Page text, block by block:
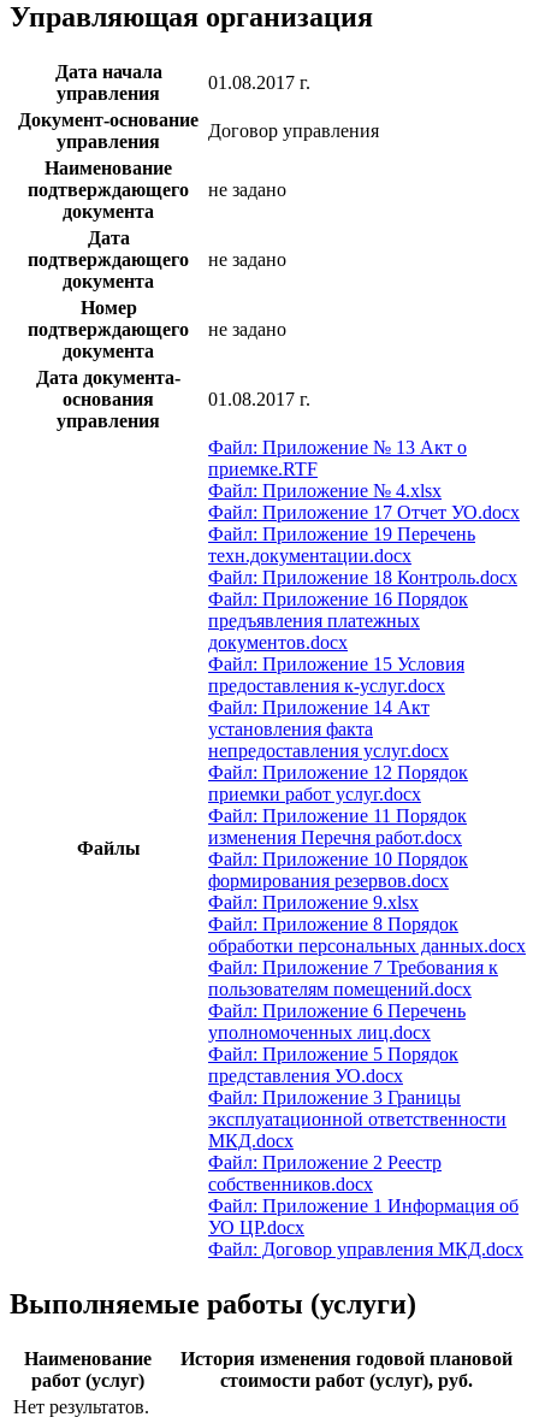
Управляющая организация
Дата начала
управления
01.08.2017 г.
Документ-основание
управления
Договор управления
Наименование
подтверждающего
документа
не задано
Дата
подтверждающего
документа
не задано
Номер
подтверждающего
документа
не задано
Дата документа-
основания
управления
01.08.2017 г.
Файлы
Файл: Приложение № 13 Акт о
приемке.RTF
Файл: Приложение № 4.xlsx
Файл: Приложение 17 Отчет УО.docx
Файл: Приложение 19 Перечень
техн.документации.docx
Файл: Приложение 18 Контроль.docx
Файл: Приложение 16 Порядок
предъявления платежных
документов.docx
Файл: Приложение 15 Условия
предоставления к-услуг.docx
Файл: Приложение 14 Акт
установления факта
непредоставления услуг.docx
Файл: Приложение 12 Порядок
приемки работ услуг.docx
Файл: Приложение 11 Порядок
изменения Перечня работ.docx
Файл: Приложение 10 Порядок
формирования резервов.docx
Файл: Приложение 9.xlsx
Файл: Приложение 8 Порядок
обработки персональных данных.docx
Файл: Приложение 7 Требования к
пользователям помещений.docx
Файл: Приложение 6 Перечень
уполномоченных лиц.docx
Файл: Приложение 5 Порядок
представления УО.docx
Файл: Приложение 3 Границы
эксплуатационной ответственности
МКД.docx
Файл: Приложение 2 Реестр
собственников.docx
Файл: Приложение 1 Информация об
УО ЦР.docx
Файл: Договор управления МКД.docx
Выполняемые работы (услуги)
Наименование
работ (услуг)
История изменения годовой плановой
стоимости работ (услуг), руб.
Нет результатов.